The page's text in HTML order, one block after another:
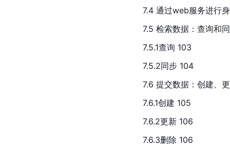
7.4 通过web服务进行
7.5 检索数据：查询和
7.5.1查询 103
7.5.2同步 104
7.6 提交数据：创建、
7.6.1创建 105
7.6.2更新 106
7.6.3删除 106